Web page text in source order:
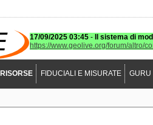
17/09/2025 03:45 -
Il sistema di
https://www.geolive.org/forum/altro/
RISORSE FIDUCIALI E MISURATE GURU